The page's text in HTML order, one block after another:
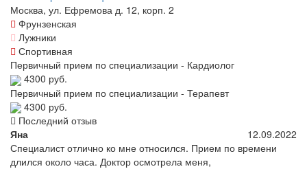
Москва, ул. Ефремова д. 12, корп. 2
Фрунзенская
Лужники
Спортивная
Первичный прием по специализации - Кардиолог
4300 руб.
Первичный прием по специализации - Терапевт
4300 руб.
Последний отзыв
Яна
12.09.2022
Специалист отлично ко мне относился. Прием по времени
длился около часа. Доктор осмотрела меня,